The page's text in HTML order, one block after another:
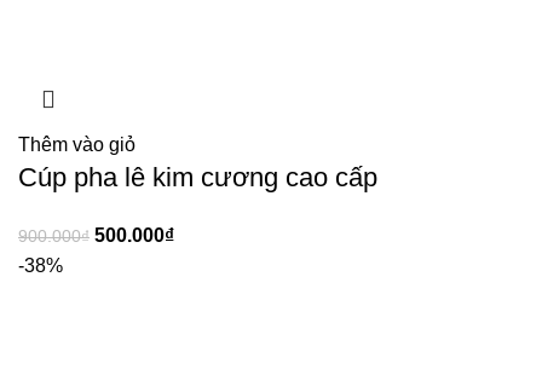
Thêm vào giỏ
Cúp pha lê kim cương cao cấp
900.000₫ 500.000₫
-38%